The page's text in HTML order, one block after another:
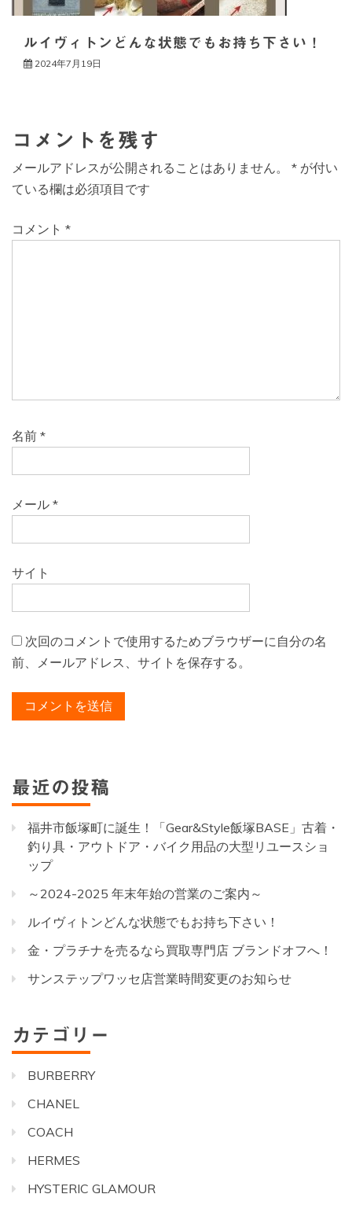
ルイヴィトンどんな状態でもお持ち下さい！
2024年7月19日
コメントを残す
メールアドレスが公開されることはありません。 * が付い
ている欄は必須項目です
コメント *
名前 *
メール *
サイト
次回のコメントで使用するためブラウザーに自分の名
前、メールアドレス、サイトを保存する。
最近の投稿
福井市飯塚町に誕生！「Gear&Style飯塚BASE」古着・
釣り具・アウトドア・バイク用品の大型リユースショ
ップ
～2024-2025 年末年始の営業のご案内～
ルイヴィトンどんな状態でもお持ち下さい！
金・プラチナを売るなら買取専門店 ブランドオフへ！
サンステップワッセ店営業時間変更のお知らせ
カテゴリー
BURBERRY
CHANEL
COACH
HERMES
HYSTERIC GLAMOUR